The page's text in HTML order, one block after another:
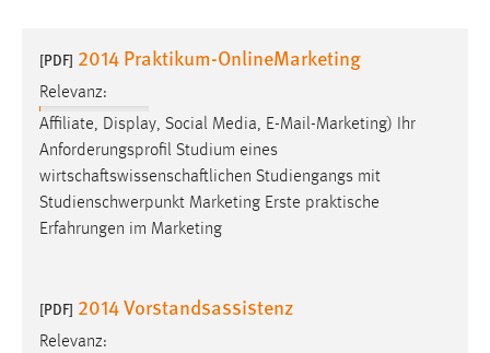
[PDF] 2014 Praktikum-OnlineMarketing
Relevanz:
Affiliate, Display, Social Media, E-Mail-Marketing) Ihr
Anforderungsprofil Studium eines
wirtschaftswissenschaftlichen Studiengangs mit
Studienschwerpunkt Marketing Erste praktische
Erfahrungen im Marketing
[PDF] 2014 Vorstandsassistenz
Relevanz:
Performance
Name:
Zweck:
Für performante Seitenauslieferung wird in diesem Cookie
Sprachpräferenz